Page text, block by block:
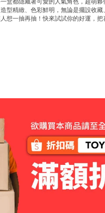
盒都隱藏著可愛的人氣角色，超萌
型精緻、色彩鮮明，無論是擺設收
想一抽再抽！快來試試你的好運，